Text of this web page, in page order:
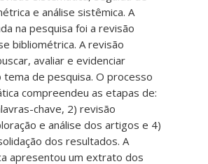
e análise sistêmica. A
na pesquisa foi a revisão
bibliométrica. A revisão
avaliar e evidenciar
de pesquisa. O processo
compreendeu as etapas de:
chave, 2) revisão
e análise dos artigos e 4)
dos resultados. A
apresentou um extrato dos